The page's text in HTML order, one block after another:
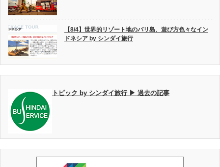
【8/4】世界的リゾート地のバリ島、遊び方色々なイン
ドネシア by シンダイ旅行
トピック by シンダイ旅行 ▶ 過去の記事